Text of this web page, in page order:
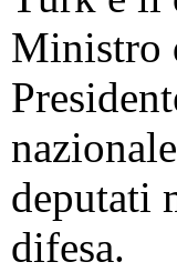
Ministro
nazionale
deputati
difesa.